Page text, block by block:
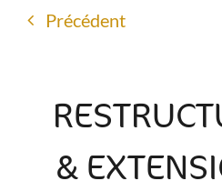
Précédent
&